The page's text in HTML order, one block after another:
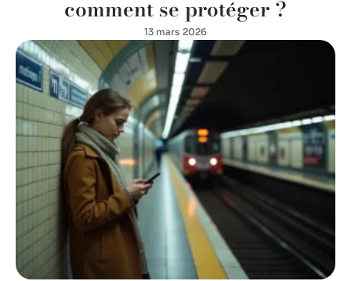
comment se protéger ?
13 mars 2026